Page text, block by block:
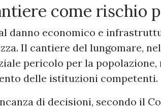
come rischio
danno economico e
Il cantiere del lungomare,
pericolo per la
delle istituzioni competenti.
di decisioni, secondo il